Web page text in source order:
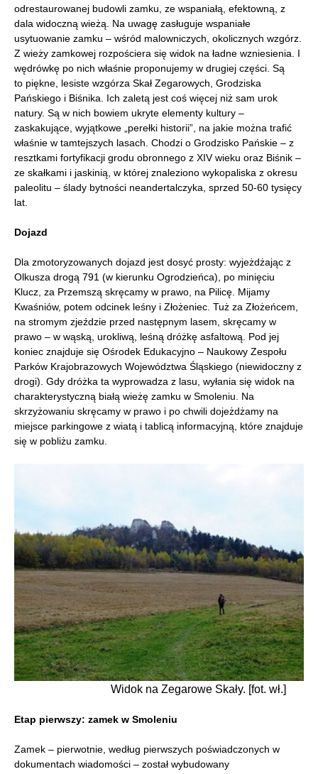
odrestaurowanej budowli zamku, ze wspaniałą, efektowną, z
dala widoczną wieżą. Na uwagę zasługuje wspaniałe
usytuowanie zamku – wśród malowniczych, okolicznych wzgórz.
Z wieży zamkowej rozpościera się widok na ładne wzniesienia. I
wędrówkę po nich właśnie proponujemy w drugiej części. Są
to piękne, lesiste wzgórza Skał Zegarowych, Grodziska
Pańskiego i Biśnika. Ich zaletą jest coś więcej niż sam urok
natury. Są w nich bowiem ukryte elementy kultury –
zaskakujące, wyjątkowe „perełki historii”, na jakie można trafić
właśnie w tamtejszych lasach. Chodzi o Grodzisko Pańskie – z
resztkami fortyfikacji grodu obronnego z XIV wieku oraz Biśnik –
ze skałkami i jaskinią, w której znaleziono wykopaliska z okresu
paleolitu – ślady bytności neandertalczyka, sprzed 50-60 tysięcy
lat.
Dojazd
Dla zmotoryzowanych dojazd jest dosyć prosty: wyjeżdżając z
Olkusza drogą 791 (w kierunku Ogrodzieńca), po minięciu
Klucz, za Przemszą skręcamy w prawo, na Pilicę. Mijamy
Kwaśniów, potem odcinek leśny i Złożeniec. Tuż za Złożeńcem,
na stromym zjeździe przed następnym lasem, skręcamy w
prawo – w wąską, urokliwą, leśną dróżkę asfaltową. Pod jej
koniec znajduje się Ośrodek Edukacyjno – Naukowy Zespołu
Parków Krajobrazowych Województwa Śląskiego (niewidoczny z
drogi). Gdy dróżka ta wyprowadza z lasu, wyłania się widok na
charakterystyczną białą wieżę zamku w Smoleniu. Na
skrzyżowaniu skręcamy w prawo i po chwili dojeżdżamy na
miejsce parkingowe z wiatą i tablicą informacyjną, które znajduje
się w pobliżu zamku.
Widok na Zegarowe Skały. [fot. wł.]
Etap pierwszy: zamek w Smoleniu
Zamek – pierwotnie, według pierwszych poświadczonych w
dokumentach wiadomości – został wybudowany